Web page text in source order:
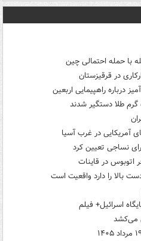
با حمله احتمالی چین
در قرقیزستان
درباره راهپیمایی اربعین
آمریکایی در غرب آسیا
نساجی تعیین کرد
بالا را دارد واقعیت است
اسرائیل+ فیلم
می‌کشد